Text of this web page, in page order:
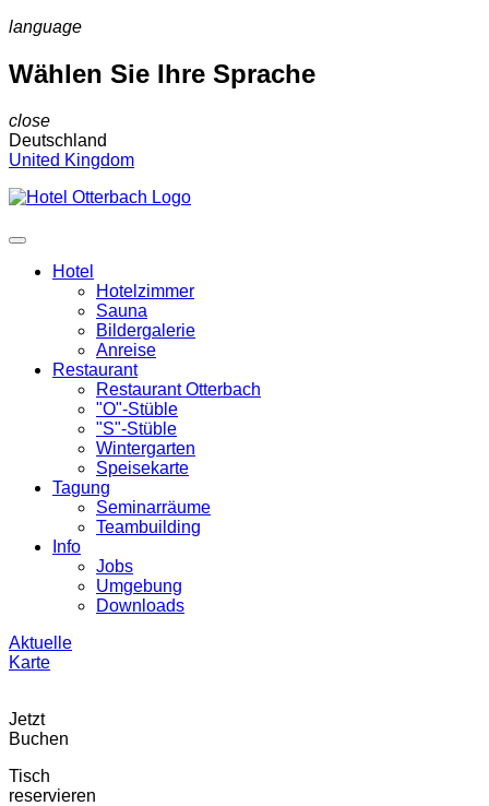
language
Wählen Sie Ihre Sprache
close
Deutschland
United Kingdom
Hotel
Hotelzimmer
Sauna
Bildergalerie
Anreise
Restaurant
Restaurant Otterbach
"O"-Stüble
"S"-Stüble
Wintergarten
Speisekarte
Tagung
Seminarräume
Teambuilding
Info
Jobs
Umgebung
Downloads
Aktuelle
Karte
Jetzt
Buchen
Tisch
reservieren